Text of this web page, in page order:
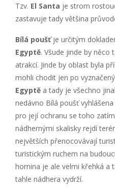
Tzv. El Santa je strom
zastavuje tady většina
Bílá poušťje určitým
Egyptě. Všude jinde by něco
atrakcí. Jinde by oblast byla
mohli chodit jen po
Egyptě a tady je všechno
nedávno Bílá poušť
pro její ochranu se toho
nádhernými skalisky rejdí
největších přenocovávají
turistickým ruchem na
hornina je ale velmi křehká a
tahle nádhera vydrží.